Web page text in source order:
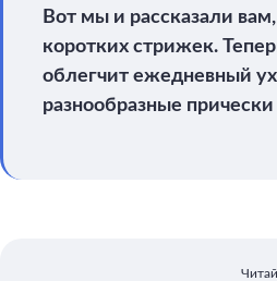
Вот мы и рассказали
коротких стрижек.
облегчит ежедневный
разнообразные